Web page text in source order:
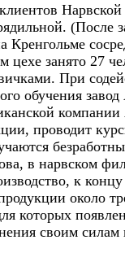
(После
Кренгольме
цехе занято 27
При
обучения
проводит
в нарвском
к
около
которых
своим силам